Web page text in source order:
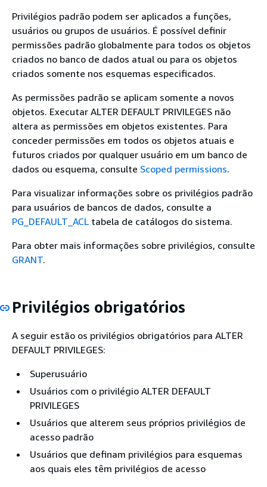
Privilégios padrão podem ser aplicados a funções,
usuários ou grupos de usuários. É possível definir
permissões padrão globalmente para todos os objetos
criados no banco de dados atual ou para os objetos
criados somente nos esquemas especificados.
As permissões padrão se aplicam somente a novos
objetos. Executar ALTER DEFAULT PRIVILEGES não
altera as permissões em objetos existentes. Para
conceder permissões em todos os objetos atuais e
futuros criados por qualquer usuário em um banco de
dados ou esquema, consulte Scoped permissions.
Para visualizar informações sobre os privilégios padrão
para usuários de bancos de dados, consulte a
PG_DEFAULT_ACL tabela de catálogos do sistema.
Para obter mais informações sobre privilégios, consulte
GRANT.
Privilégios obrigatórios
A seguir estão os privilégios obrigatórios para ALTER
DEFAULT PRIVILEGES:
Superusuário
Usuários com o privilégio ALTER DEFAULT
PRIVILEGES
Usuários que alterem seus próprios privilégios de
acesso padrão
Usuários que definam privilégios para esquemas
aos quais eles têm privilégios de acesso